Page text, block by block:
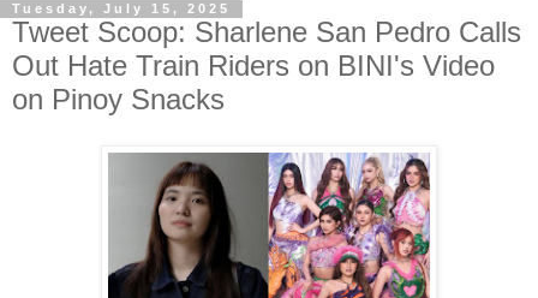
Tuesday, July 15, 2025
Tweet Scoop: Sharlene San Pedro Calls
Out Hate Train Riders on BINI's Video
on Pinoy Snacks